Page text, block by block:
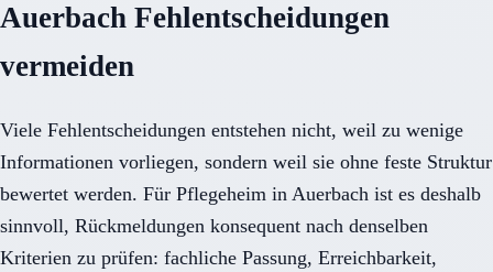
Auerbach Fehlentscheidungen
vermeiden
Viele Fehlentscheidungen entstehen nicht, weil zu wenige
Informationen vorliegen, sondern weil sie ohne feste Struktur
bewertet werden. Für Pflegeheim in Auerbach ist es deshalb
sinnvoll, Rückmeldungen konsequent nach denselben
Kriterien zu prüfen: fachliche Passung, Erreichbarkeit,